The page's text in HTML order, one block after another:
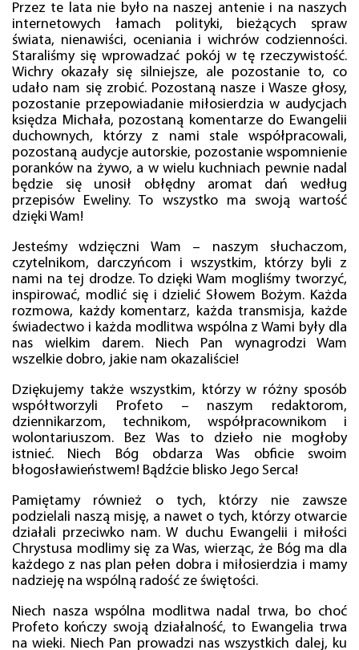
Przez te lata nie było na naszej antenie i na naszych
internetowych łamach polityki, bieżących spraw
świata, nienawiści, oceniania i wichrów codzienności.
Staraliśmy się wprowadzać pokój w tę rzeczywistość.
Wichry okazały się silniejsze, ale pozostanie to, co
udało nam się zrobić. Pozostaną nasze i Wasze głosy,
pozostanie przepowiadanie miłosierdzia w audycjach
księdza Michała, pozostaną komentarze do Ewangelii
duchownych, którzy z nami stale współpracowali,
pozostaną audycje autorskie, pozostanie wspomnienie
poranków na żywo, a w wielu kuchniach pewnie nadal
będzie się unosił obłędny aromat dań według
przepisów Eweliny. To wszystko ma swoją wartość
dzięki Wam!
Jesteśmy wdzięczni Wam – naszym słuchaczom,
czytelnikom, darczyńcom i wszystkim, którzy byli z
nami na tej drodze. To dzięki Wam mogliśmy tworzyć,
inspirować, modlić się i dzielić Słowem Bożym. Każda
rozmowa, każdy komentarz, każda transmisja, każde
świadectwo i każda modlitwa wspólna z Wami były dla
nas wielkim darem. Niech Pan wynagrodzi Wam
wszelkie dobro, jakie nam okazaliście!
Dziękujemy także wszystkim, którzy w różny sposób
współtworzyli Profeto – naszym redaktorom,
dziennikarzom, technikom, współpracownikom i
wolontariuszom. Bez Was to dzieło nie mogłoby
istnieć. Niech Bóg obdarza Was obficie swoim
błogosławieństwem! Bądźcie blisko Jego Serca!
Pamiętamy również o tych, którzy nie zawsze
podzielali naszą misję, a nawet o tych, którzy otwarcie
działali przeciwko nam. W duchu Ewangelii i miłości
Chrystusa modlimy się za Was, wierząc, że Bóg ma dla
każdego z nas plan pełen dobra i miłosierdzia i mamy
nadzieję na wspólną radość ze świętości.
Niech nasza wspólna modlitwa nadal trwa, bo choć
Profeto kończy swoją działalność, to Ewangelia trwa
na wieki. Niech Pan prowadzi nas wszystkich dalej, ku